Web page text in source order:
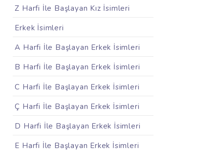
Z Harfi İle Başlayan Kız İsimleri
Erkek İsimleri
A Harfi İle Başlayan Erkek İsimleri
B Harfi İle Başlayan Erkek İsimleri
C Harfi İle Başlayan Erkek İsimleri
Ç Harfi İle Başlayan Erkek İsimleri
D Harfi İle Başlayan Erkek İsimleri
E Harfi İle Başlayan Erkek İsimleri